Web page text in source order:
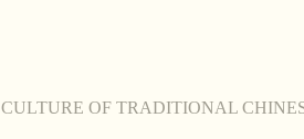
CULTURE OF TRADITIONAL